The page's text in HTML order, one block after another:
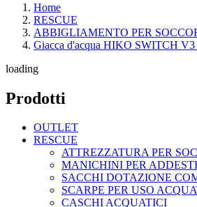
Home
RESCUE
ABBIGLIAMENTO PER
Giacca d'acqua HIKO SWITCH V3
loading
Prodotti
OUTLET
RESCUE
ATTREZZATURA PER
MANICHINI PER
SACCHI DOTAZIONE
SCARPE PER USO
CASCHI ACQUATICI